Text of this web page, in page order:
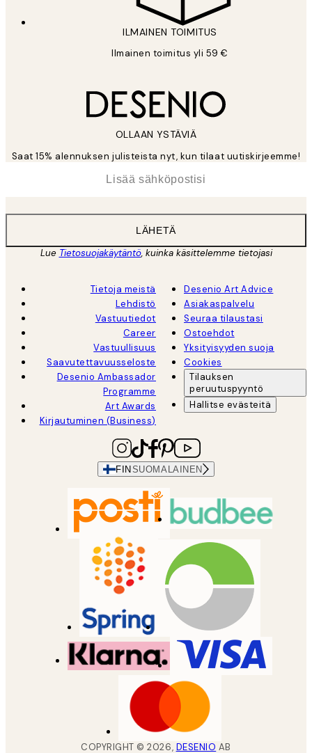
ILMAINEN TOIMITUS
Ilmainen toimitus yli 59 €
OLLAAN YSTÄVIÄ
Saat 15% alennuksen julisteista nyt, kun tilaat uutiskirjeemme!
LÄHETÄ
Lue Tietosuojakäytäntö, kuinka käsittelemme tietojasi
Tietoja meistä
Lehdistö
Vastuutiedot
Career
Vastuullisuus
Saavutettavuusseloste
Desenio Ambassador
Programme
Art Awards
Kirjautuminen (Business)
Desenio Art Advice
Asiakaspalvelu
Seuraa tilaustasi
Ostoehdot
Yksityisyyden suoja
Cookies
Tilauksen
peruutuspyyntö
Hallitse evästeitä
FIN SUOMALAINEN
COPYRIGHT ©2026, DESENIO AB